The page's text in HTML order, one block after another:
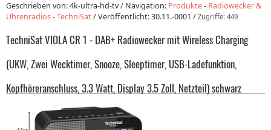
Geschrieben von: 4k-ultra-hd-tv / Navigation: Produkte- Radiowecker &
Uhrenradios-TechniSat/Veröffentlicht:30.11.-0001 / Zugriffe: 449
TechniSat VIOLA CR 1 - DAB+ Radiowecker mit Wireless Charging
(UKW, Zwei Wecktimer, Snooze, Sleeptimer, USB-Ladefunktion,
Kopfhöreranschluss, 3.3 Watt, Display 3.5 Zoll, Netzteil) schwarz